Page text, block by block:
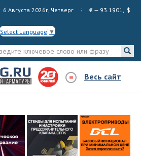
6 Августа 2026г, Четверг € — 93.1901, $
Select Language ▼
Весь сайт